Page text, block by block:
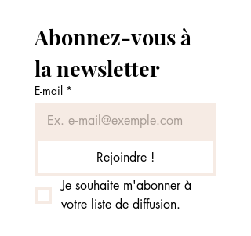
Abonnez-vous à
la newsletter
E-mail *
Rejoindre !
Je souhaite m'abonner à
votre liste de diffusion.